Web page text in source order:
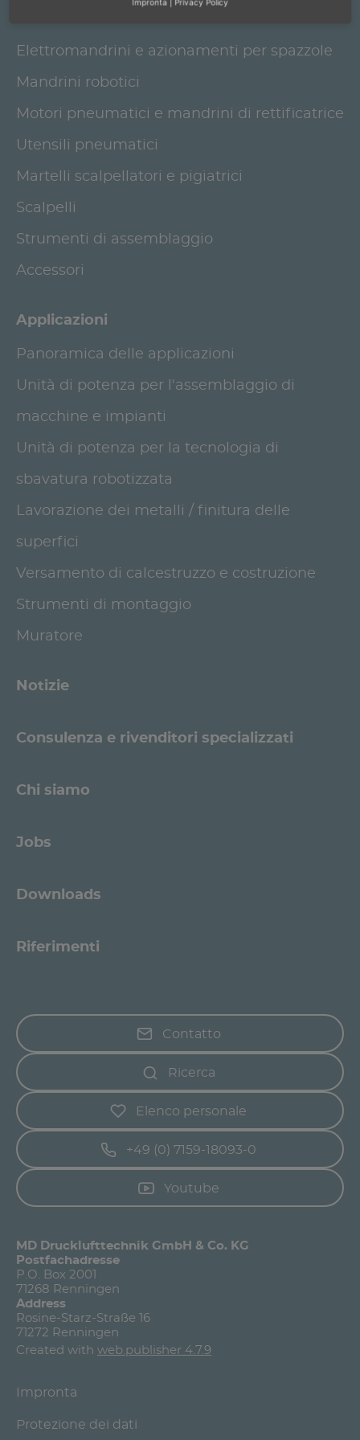
Elettromandrini e azionamenti per spazzole
Mandrini robotici
Motori pneumatici e mandrini di rettificatrice
Utensili pneumatici
Martelli scalpellatori e pigiatrici
Scalpelli
Strumenti di assemblaggio
Accessori
Applicazioni
Panoramica delle applicazioni
Unità di potenza per l'assemblaggio di
macchine e impianti
Unità di potenza per la tecnologia di
sbavatura robotizzata
Lavorazione dei metalli / finitura delle
superfici
Versamento di calcestruzzo e costruzione
Strumenti di montaggio
Muratore
Notizie
Consulenza e rivenditori specializzati
Chi siamo
Jobs
Downloads
Riferimenti
Contatto
Ricerca
Elenco personale
+49 (0) 7159-18093-0
Youtube
MD Drucklufttechnik GmbH & Co. KG
Postfachadresse
P.O. Box 2001
71268 Renningen
Address
Rosine-Starz-Straße 16
71272 Renningen
Created with web.publisher 4.7.9
Impronta
Protezione dei dati
Impronta Privacy Policy